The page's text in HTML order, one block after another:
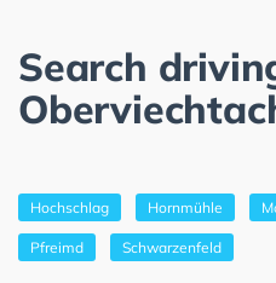
Search
Hochschlag Hornmühle
Pfreimd Schwarzenfeld